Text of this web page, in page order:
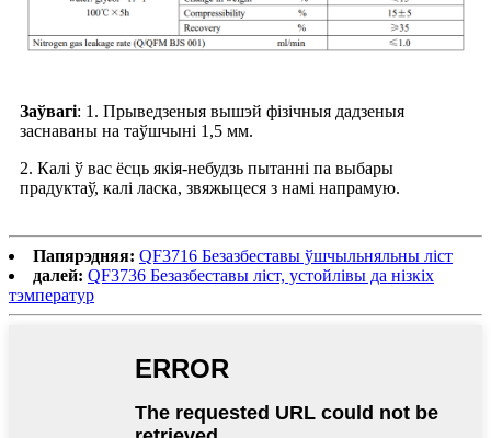
Заўвагі: 1. Прыведзеныя вышэй фізічныя дадзеныя
заснаваны на таўшчыні 1,5 мм.
2. Калі ў вас ёсць якія-небудзь пытанні па выбары
прадуктаў, калі ласка, звяжыцеся з намі напрамую.
Папярэдняя: QF3716 Безазбеставы ўшчыльняльны ліст
далей: QF3736 Безазбеставы ліст, устойлівы да нізкіх
тэмператур